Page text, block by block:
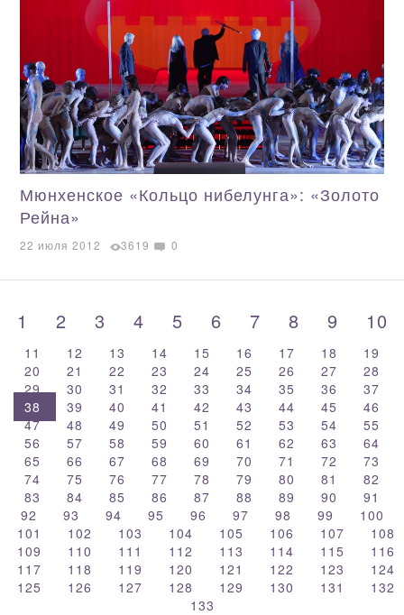
Мюнхенское «Кольцо нибелунга»: «Золото
Рейна»
22 июля 2012 3619 0
1 2 3 4 5 6 7 8 9 10
11 12 13 14 15 16 17 18
19
20
21 22 23 24 25 26 27
28
29
30 31 32 33 34 35 36
37
38
39 40 41 42 43 44 45
46
47
48 49 50 51 52 53 54
55
56
57 58 59 60 61 62 63
64
65
66 67 68 69 70 71 72
73
74
75 76 77 78 79 80 81
82
83
84 85 86 87 88 89 90
91
92
93 94 95 96 97 98 99
100
101
102 103 104 105 106 107
108
109
110 111 112 113 114 115
116
117
118 119 120 121 122 123
124
125
126 127 128 129 130 131
132
133